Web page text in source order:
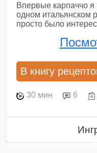
Впервые карпаччо я
одном итальянском
просто было
В книгу
30 мин 6